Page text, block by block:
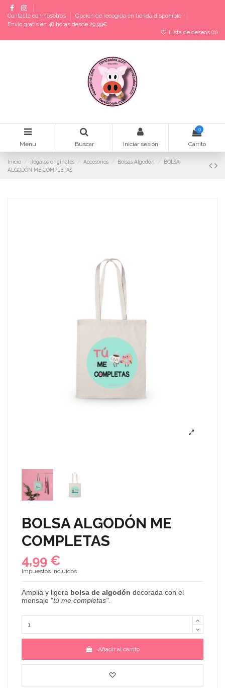
Contacte con nosotros
Opción de recogida en tienda disponible
Envío gratis en 48 horas desde 29,99€
Lista de deseos (0)
Menu Buscar Iniciar sesión
0
Carrito
Inicio Regalos originales Accesorios Bolsas Algodón
BOLSA
ALGODÓN ME COMPLETAS
BOLSA ALGODÓN ME
COMPLETAS
4,99 €
Impuestos incluidos
Amplia y ligera bolsa de algodón decorada con el
mensaje "tú me completas".
Añadir al carrito